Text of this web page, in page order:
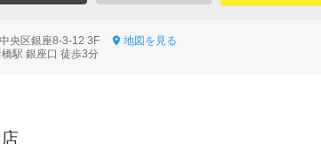
央区銀座8-3-12 3F
地図を見る
橋駅 銀座口 徒歩3分